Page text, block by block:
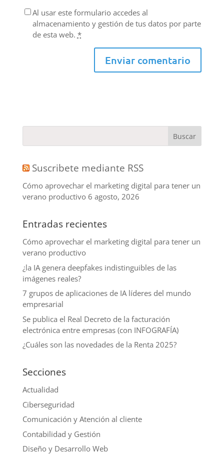
Al usar este formulario accedes al
almacenamiento y gestión de tus datos por parte
de esta web. *
Suscribete mediante RSS
Cómo aprovechar el marketing digital para tener un
verano productivo 6 agosto, 2026
Entradas recientes
Cómo aprovechar el marketing digital para tener un
verano productivo
¿la IA genera deepfakes indistinguibles de las
imágenes reales?
7 grupos de aplicaciones de IA líderes del mundo
empresarial
Se publica el Real Decreto de la facturación
electrónica entre empresas (con INFOGRAFÍA)
¿Cuáles son las novedades de la Renta 2025?
Secciones
Actualidad
Ciberseguridad
Comunicación y Atención al cliente
Contabilidad y Gestión
Diseño y Desarrollo Web